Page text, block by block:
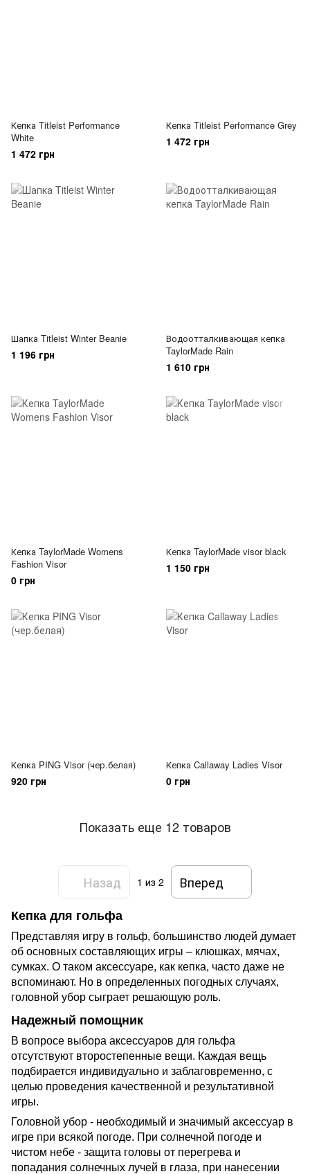
Кепка Titleist Performance
White
1 472 грн
Кепка Titleist Performance Grey
1 472 грн
Шапка Titleist Winter Beanie
1 196 грн
Водоотталкивающая кепка
TaylorMade Rain
1 610 грн
Кепка TaylorMade Womens
Fashion Visor
0 грн
Кепка TaylorMade visor black
1 150 грн
Кепка PING Visor (чер.белая)
920 грн
Кепка Callaway Ladies Visor
0 грн
Показать еще 12 товаров
Назад 1 из 2 Вперед
Кепка для гольфа
Представляя игру в гольф, большинство людей думает
об основных составляющих игры – клюшках, мячах,
сумках. О таком аксессуаре, как кепка, часто даже не
вспоминают. Но в определенных погодных случаях,
головной убор сыграет решающую роль.
Надежный помощник
В вопросе выбора аксессуаров для гольфа
отсутствуют второстепенные вещи. Каждая вещь
подбирается индивидуально и заблаговременно, с
целью проведения качественной и результативной
игры.
Головной убор - необходимый и значимый аксессуар в
игре при всякой погоде. При солнечной погоде и
чистом небе - защита головы от перегрева и
попадания солнечных лучей в глаза, при нанесении